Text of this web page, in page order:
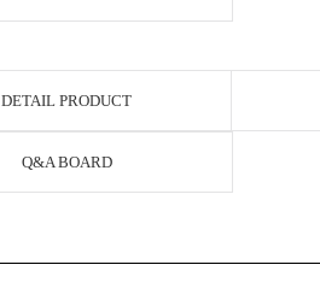
DETAIL PRODUCT
Q&A BOARD